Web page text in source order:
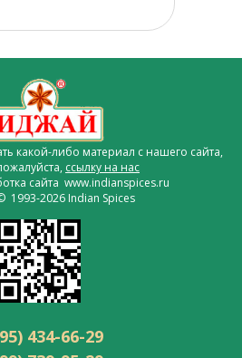
какой-либо материал с нашего сайта,
ссылку на нас
сайта www.indianspices.ru
1993-2026 Indian Spices
434-66-29